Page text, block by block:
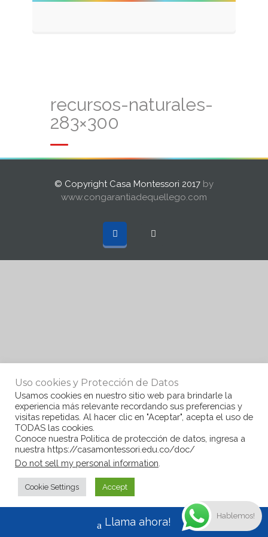
recursos-naturales-
283×300
© Copyright Casa Montessori 2017 by
www.congarantiadequellego.com
Uso cookies y Protección de Datos
Usamos cookies en nuestro sitio web para brindarle la
experiencia más relevante recordando sus preferencias y
visitas repetidas. Al hacer clic en "Aceptar", acepta el uso de
TODAS las cookies.
Conoce nuestra Politica de protección de datos, ingresa a
nuestra https://casamontessori.edu.co/doc/
Do not sell my personal information
Cookie Settings Accept
Llama ahora! Hablemos!